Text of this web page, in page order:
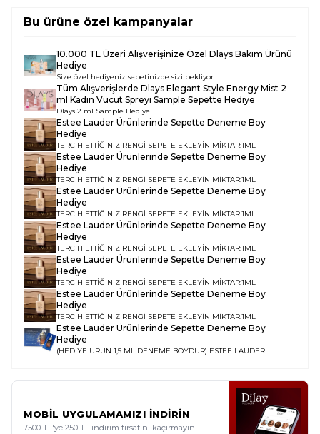
Bu ürüne özel kampanyalar
10.000 TL Üzeri Alışverişinize Özel Dlays Bakım Ürünü
Hediye
Size özel hediyeniz sepetinizde sizi bekliyor.
Tüm Alışverişlerde Dlays Elegant Style Energy Mist 2
ml Kadın Vücut Spreyi Sample Sepette Hediye
Dlays 2 ml Sample Hediye
Estee Lauder Ürünlerinde Sepette Deneme Boy
Hediye
TERCİH ETTİĞİNİZ RENGİ SEPETE EKLEYİN MİKTAR:1ML
Estee Lauder Ürünlerinde Sepette Deneme Boy
Hediye
TERCİH ETTİĞİNİZ RENGİ SEPETE EKLEYİN MİKTAR:1ML
Estee Lauder Ürünlerinde Sepette Deneme Boy
Hediye
TERCİH ETTİĞİNİZ RENGİ SEPETE EKLEYİN MİKTAR:1ML
Estee Lauder Ürünlerinde Sepette Deneme Boy
Hediye
TERCİH ETTİĞİNİZ RENGİ SEPETE EKLEYİN MİKTAR:1ML
Estee Lauder Ürünlerinde Sepette Deneme Boy
Hediye
TERCİH ETTİĞİNİZ RENGİ SEPETE EKLEYİN MİKTAR:1ML
Estee Lauder Ürünlerinde Sepette Deneme Boy
Hediye
TERCİH ETTİĞİNİZ RENGİ SEPETE EKLEYİN MİKTAR:1ML
Estee Lauder Ürünlerinde Sepette Deneme Boy
Hediye
(HEDİYE ÜRÜN 1,5 ML DENEME BOYDUR) ESTEE LAUDER
MOBİL UYGULAMAMIZI İNDİRİN
7500 TL'ye 250 TL indirim fırsatını kaçırmayın